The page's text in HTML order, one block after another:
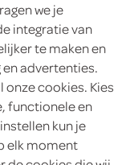
we je
integratie van
te maken en
advertenties.
onze cookies. Kies
functionele en
kun je
elk moment